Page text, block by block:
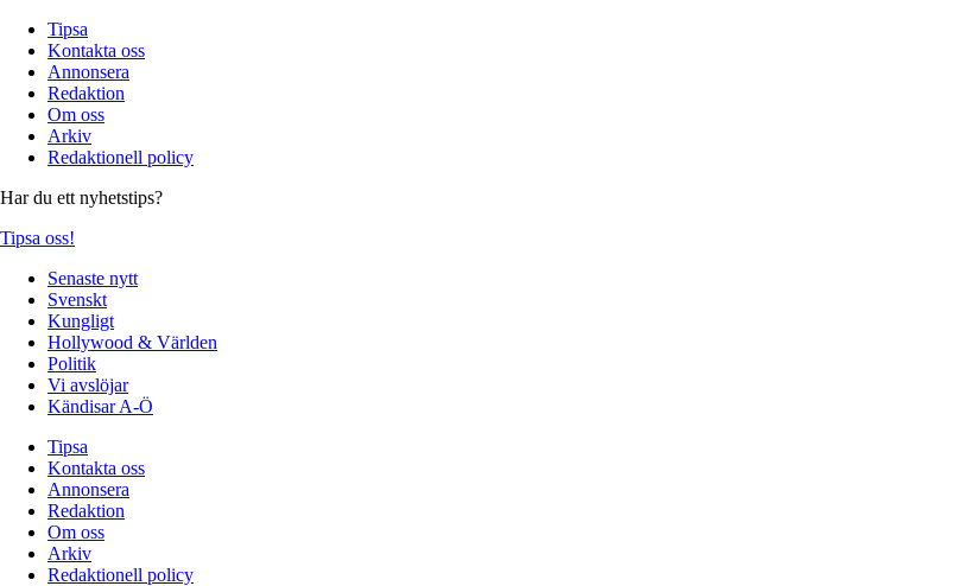
Tipsa
Kontakta oss
Annonsera
Redaktion
Om oss
Arkiv
Redaktionell policy
Har du ett nyhetstips?
Tipsa oss!
Senaste nytt
Svenskt
Kungligt
Hollywood & Världen
Politik
Vi avslöjar
Kändisar A-Ö
Tipsa
Kontakta oss
Annonsera
Redaktion
Om oss
Arkiv
Redaktionell policy